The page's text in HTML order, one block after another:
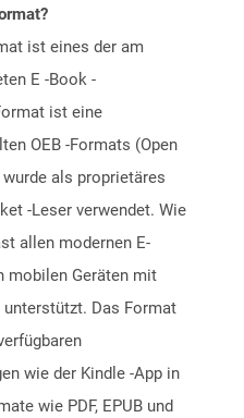
ist eines der am
E -Book -
ist eine
OEB -Formats (Open
als proprietäres
-Leser verwendet. Wie
allen modernen E-
mobilen Geräten mit
unterstützt. Das Format
wie der Kindle -App in
wie PDF, EPUB und